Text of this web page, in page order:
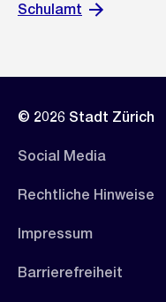
Schulamt
© 2026 Stadt Zürich
Social Media
Rechtliche Hinweise
Impressum
Barrierefreiheit